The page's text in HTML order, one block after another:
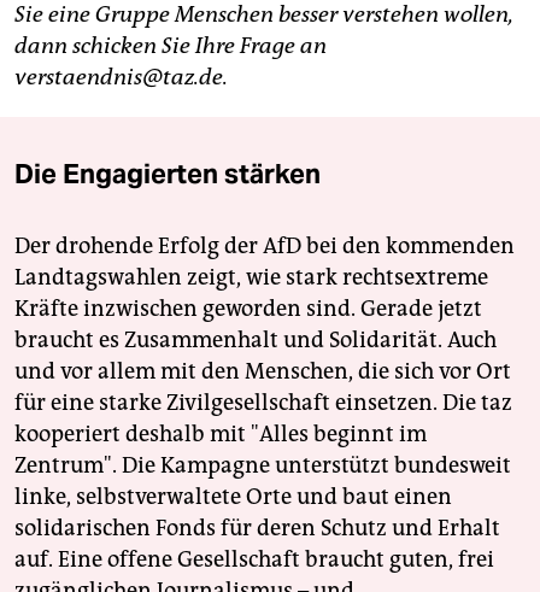
Sie eine Gruppe Menschen besser verstehen wollen,
dann schicken Sie Ihre Frage an
verstaendnis@taz.de.
Die Engagierten stärken
Der drohende Erfolg der AfD bei den kommenden
Landtagswahlen zeigt, wie stark rechtsextreme
Kräfte inzwischen geworden sind. Gerade jetzt
braucht es Zusammenhalt und Solidarität. Auch
und vor allem mit den Menschen, die sich vor Ort
für eine starke Zivilgesellschaft einsetzen. Die taz
kooperiert deshalb mit "Alles beginnt im
Zentrum". Die Kampagne unterstützt bundesweit
linke, selbstverwaltete Orte und baut einen
solidarischen Fonds für deren Schutz und Erhalt
auf. Eine offene Gesellschaft braucht guten, frei